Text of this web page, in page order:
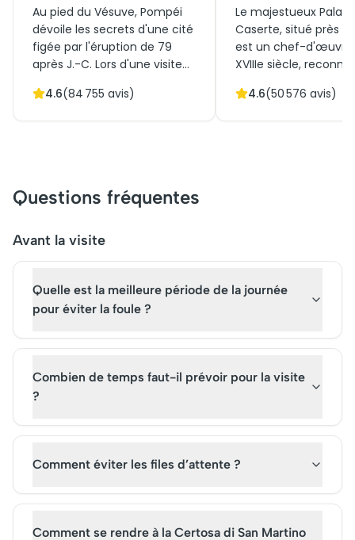
Au pied du Vésuve, Pompéi
dévoile les secrets d'une cité
figée par l'éruption de 79
après J.-C. Lors d'une visite
parcourez ses rues pavées et
un passé vibrant, mêlant
histoire et intrigue. Explorez le
temples qui témoignent
aventure inoubliable vous
attend !
4.6(84 755 avis)
Le majestueux Palais
Caserte, situé près
est un chef-d'œuvre
XVIIIe siècle,
culturelle. Conçu par
inoubliable, explorant
4.6(50 576 avis)
Questions fréquentes
Avant la visite
Quelle est la meilleure période de la journée
pour éviter la foule ?
Combien de temps faut-il prévoir pour la visite
?
Comment éviter les files d’attente ?
Comment se rendre à la Certosa di San Martino